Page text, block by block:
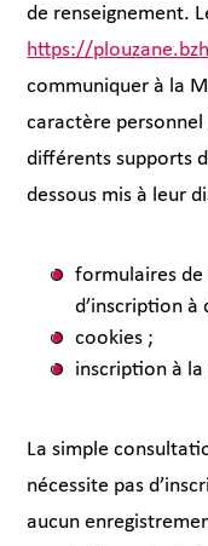
de renseignement.
https://plouzane.bzh
communiquer à la
caractère
différents supports
dessous mis à leur
formulaires de
d’inscription à
cookies ;
inscription à
La simple
nécessite pas
aucun